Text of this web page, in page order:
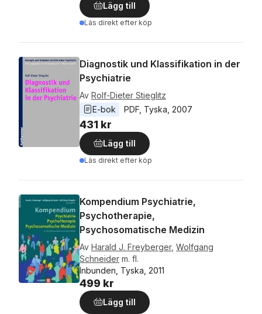
Lägg till
Läs direkt efter köp
Diagnostik und Klassifikation in der
Psychiatrie
Av Rolf-Dieter Stieglitz
E-bok
PDF Tyska 2007
431 kr
Lägg till
Läs direkt efter köp
Kompendium Psychiatrie,
Psychotherapie,
Psychosomatische Medizin
Av Harald J. Freyberger, Wolfgang
Schneider m. fl.
Inbunden, Tyska, 2011
499 kr
Lägg till